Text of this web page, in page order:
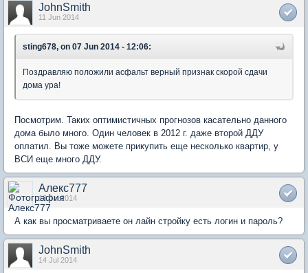
JohnSmith
11 Jun 2014
sting678, on 07 Jun 2014 - 12:06:
Поздравляю положили асфальт верный признак скорой сдачи
дома ура!
Посмотрим. Таких оптимистичных прогнозов касательно данного
дома было много. Один человек в 2012 г. даже второй ДДУ
оплатил. Вы тоже можете прикупить еще несколько квартир, у
ВСИ еще много ДДУ.
Алекс777
13 Jul 2014
А как вы просматриваете он лайн стройку есть логин и пароль?
JohnSmith
14 Jul 2014